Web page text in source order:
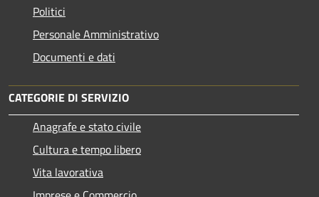
Politici
Personale Amministrativo
Documenti e dati
CATEGORIE DI SERVIZIO
Anagrafe e stato civile
Cultura e tempo libero
Vita lavorativa